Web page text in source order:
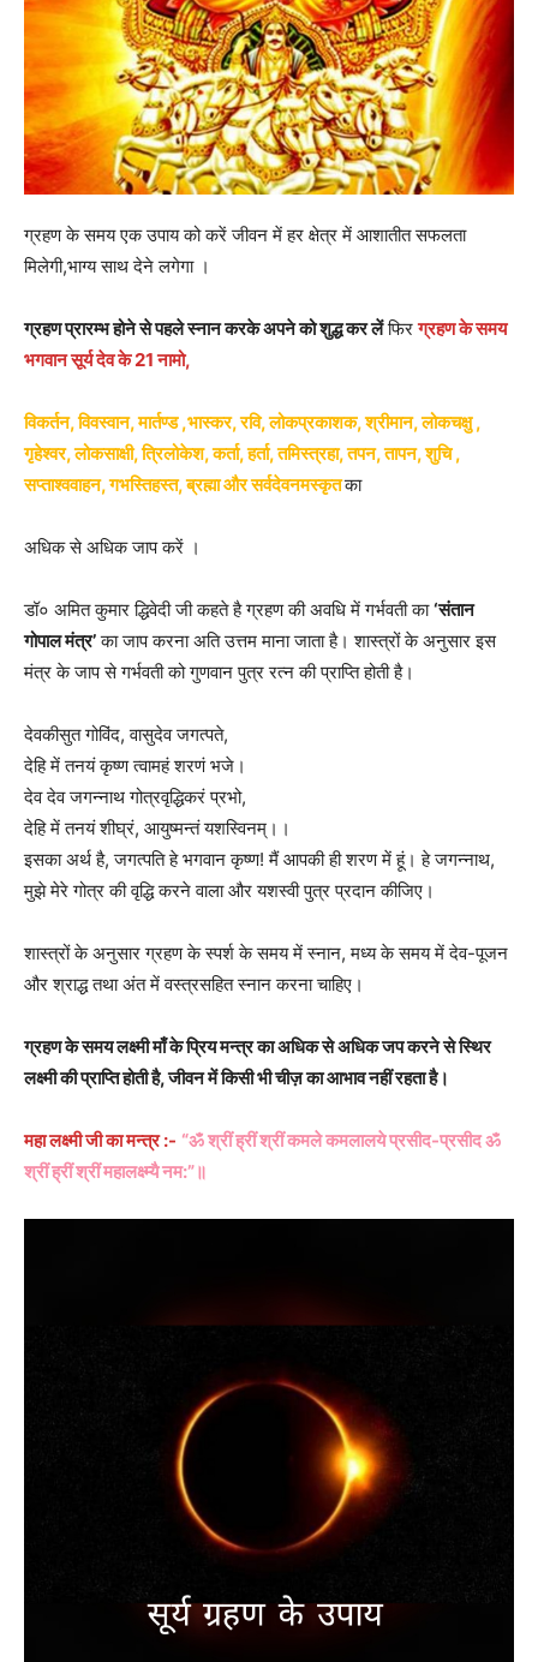
ग्रहण के समय एक उपाय को करें जीवन में हर क्षेत्र में आशातीत सफलता
मिलेगी,भाग्य साथ देने लगेगा ।
ग्रहण प्रारम्भ होने से पहले स्नान करके अपने को शुद्ध कर लेंफिरग्रहण के समय
भगवान सूर्य देव के 21 नामो,
विकर्तन, विवस्वान, मार्तण्ड ,भास्कर, रवि, लोकप्रकाशक, श्रीमान, लोकचक्षु ,
गृहेश्वर, लोकसाक्षी, त्रिलोकेश, कर्ता, हर्ता, तमिस्त्रहा, तपन, तापन, शुचि ,
सप्ताश्ववाहन, गभस्तिहस्त, ब्रह्मा और सर्वदेवनमस्कृतका
अधिक से अधिक जाप करें ।
डॉ० अमित कुमार द्धिवेदी जी कहते है ग्रहण की अवधि में गर्भवती का‘संतान
गोपाल मंत्र’का जाप करना अति उत्तम माना जाता है। शास्त्रों के अनुसार इस
मंत्र के जाप से गर्भवती को गुणवान पुत्र रत्न की प्राप्ति होती है।
देवकीसुत गोविंद, वासुदेव जगत्पते,
देहि में तनयं कृष्ण त्वामहं शरणं भजे।
देव देव जगन्नाथ गोत्रवृद्धिकरं प्रभो,
देहि में तनयं शीघ्रं, आयुष्मन्तं यशस्विनम्।।
इसका अर्थ है, जगत्पति हे भगवान कृष्ण! मैं आपकी ही शरण में हूं। हे जगन्नाथ,
मुझे मेरे गोत्र की वृद्धि करने वाला और यशस्वी पुत्र प्रदान कीजिए।
शास्त्रों के अनुसार ग्रहण के स्पर्श के समय में स्नान, मध्य के समय में देव-पूजन
और श्राद्ध तथा अंत में वस्त्रसहित स्नान करना चाहिए।
ग्रहण के समय लक्ष्मी माँ के प्रिय मन्त्र का अधिक से अधिक जप करने से स्थिर
लक्ष्मी की प्राप्ति होती है, जीवन में किसी भी चीज़ का आभाव नहीं रहता है।
महा लक्ष्मी जी का मन्त्र :- “ॐ श्रीं ह्रीं श्रीं कमले कमलालये प्रसीद-प्रसीद ॐ
श्रीं ह्रीं श्रीं महालक्ष्म्यै नम:”॥